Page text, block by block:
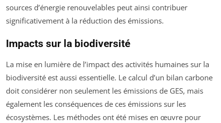
sources d’énergie renouvelables peut ainsi contribuer
significativement à la réduction des émissions.
Impacts sur la biodiversité
La mise en lumière de l’impact des activités humaines sur la
biodiversité est aussi essentielle. Le calcul d’un bilan carbone
doit considérer non seulement les émissions de GES, mais
également les conséquences de ces émissions sur les
écosystèmes. Les méthodes ont été mises en œuvre pour